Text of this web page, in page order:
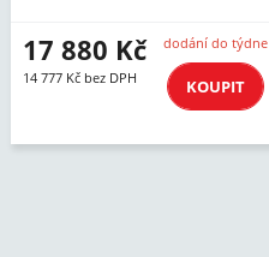
17 880 Kč
14 777 Kč bez DPH
dodání do týdne
KOUPIT